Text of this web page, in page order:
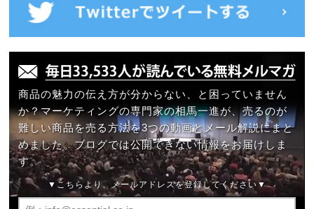
商品の魅力の伝え方が分からない、と困っていません
か？マーケティングの専門家の相馬一進が、売るのが
難しい商品を売る方法を3つの動画とメール解説にまと
めました。ブログでは公開できない情報をお届けしま
す。
▼こちらより、メールアドレスを登録してください▼